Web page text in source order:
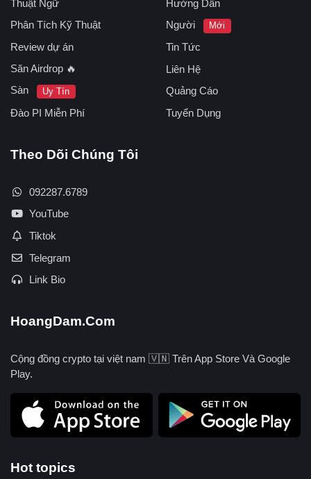
Thuật Ngữ
Phân Tích Kỹ Thuật
Review dự án
Săn Airdrop 🔥
Sàn
Uy Tín
Đào PI Miễn Phí
Hướng Dẫn
Người
Mới
Tin Tức
Liên Hệ
Quảng Cáo
Tuyển Dụng
Theo Dõi Chúng Tôi
092287.6789
YouTube
Tiktok
Telegram
Link Bio
HoangDam.Com
Cộng đồng crypto tại việt nam 🇻🇳 Trên App Store Và Google
Play.
Hot topics